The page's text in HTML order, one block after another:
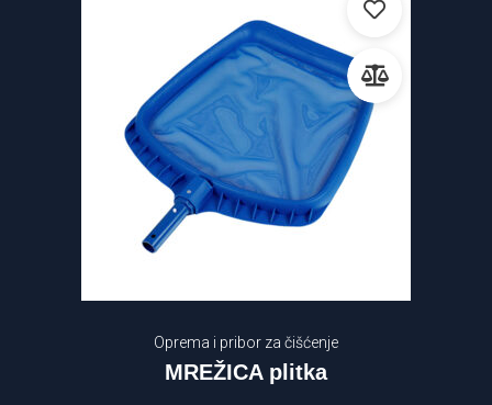
Oprema i pribor za čišćenje
MREŽICA plitka